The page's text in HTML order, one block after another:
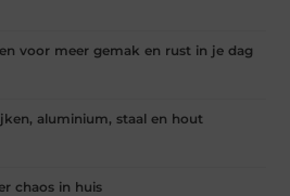
voor meer gemak en rust in je dag
aluminium, staal en hout
chaos in huis